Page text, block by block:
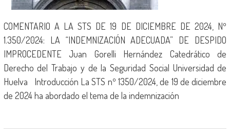
COMENTARIO A LA STS DE 19 DE DICIEMBRE DE 2024, Nº
1.350/2024: LA “INDEMNIZACIÓN ADECUADA” DE DESPIDO
IMPROCEDENTE Juan Gorelli Hernández Catedrático de
Derecho del Trabajo y de la Seguridad Social Universidad de
Huelva Introducción La STS nº 1350/2024, de 19 de diciembre
de 2024 ha abordado el tema de la indemnización